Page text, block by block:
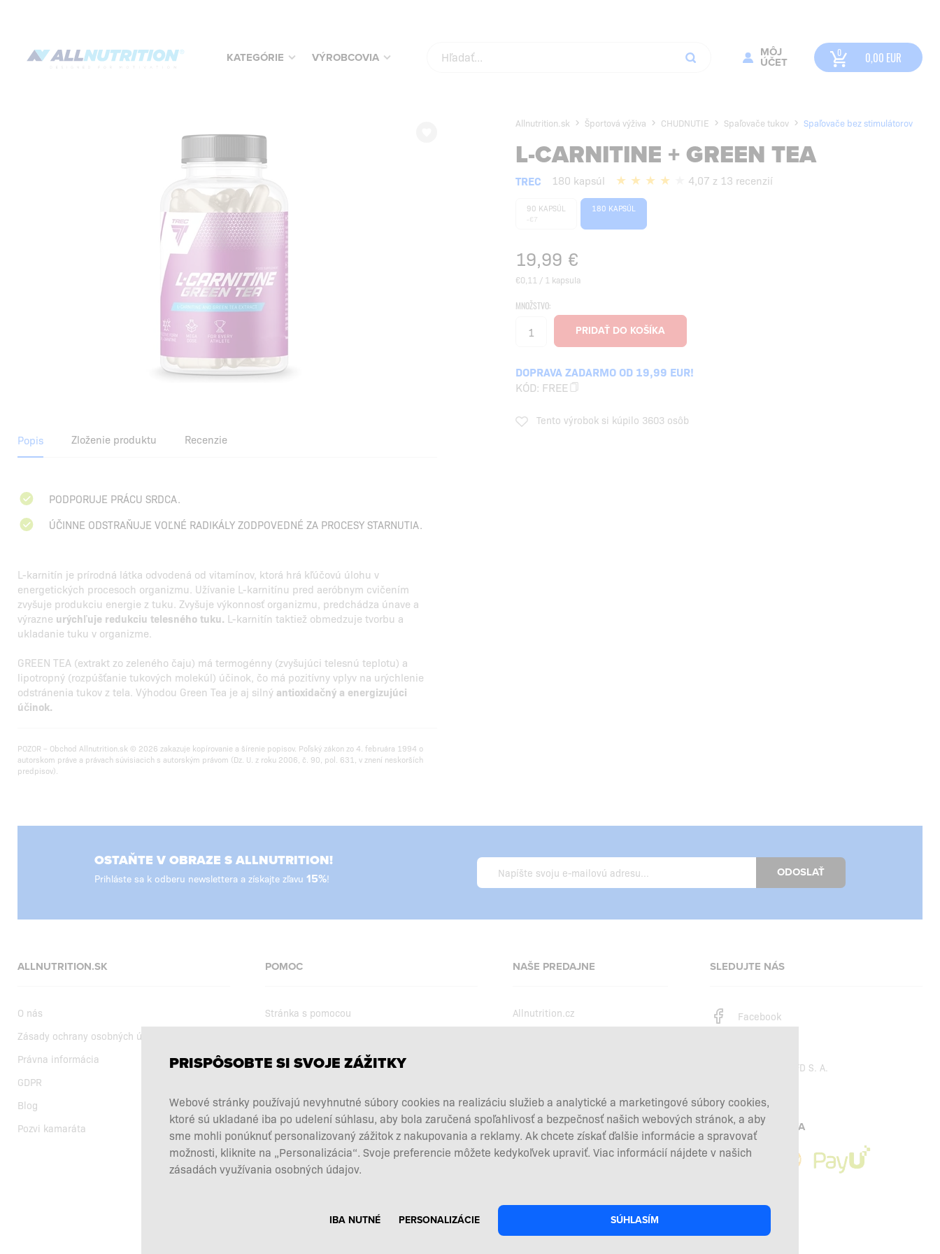
KATEGÓRIE VÝROBCOVIA
MÔJ
ÚČET
0,00 EUR
Allnutrition.sk Športová výživa CHUDNUTIE Spaľovače tukov Spaľovače bez stimulátorov
L-CARNITINE + GREEN TEA
TREC 180 kapsúl 4,07 z 13 recenzií
90 KAPSÚL
-€7
180 KAPSÚL
19,99 €
€0,11 / 1 kapsula
MNOŽSTVO:
DOPRAVA ZADARMO OD 19,99 EUR!
KÓD: FREE
Tento výrobok si kúpilo 3603 osôb
Popis Zloženie produktu Recenzie
PODPORUJE PRÁCU SRDCA.
ÚČINNE ODSTRAŇUJE VOĽNÉ RADIKÁLY ZODPOVEDNÉ ZA PROCESY STARNUTIA.
L-karnitín je prírodná látka odvodená od vitamínov, ktorá hrá kľúčovú úlohu v
energetických procesoch organizmu. Užívanie L-karnitínu pred aeróbnym cvičením
zvyšuje produkciu energie z tuku. Zvyšuje výkonnosť organizmu, predchádza únave a
výrazne urýchľuje redukciu telesného tuku. L-karnitín taktiež obmedzuje tvorbu a
ukladanie tuku v organizme.
GREEN TEA (extrakt zo zeleného čaju) má termogénny (zvyšujúci telesnú teplotu) a
lipotropný (rozpúšťanie tukových molekúl) účinok, čo má pozitívny vplyv na urýchlenie
odstránenia tukov z tela. Výhodou Green Tea je aj silný antioxidačný a energizujúci
účinok.
POZOR – Obchod Allnutrition.sk © 2026 zakazuje kopírovanie a šírenie popisov. Poľský zákon zo 4. februára 1994 o
autorskom práve a právach súvisiacich s autorským právom (Dz. U. z roku 2006, č. 90, pol. 631, v znení neskorších
predpisov).
OSTAŇTE V OBRAZE S ALLNUTRITION!
Prihláste sa k odberu newslettera a získajte zľavu 15%! ODOSLAŤ
ALLNUTRITION.SK
O nás
Zásady ochrany osobných údajov
Právna informácia
GDPR
Blog
Pozvi kamaráta
POMOC
Stránka s pomocou
Nákupné podmienky
Výber výživových doplnkov
Reklamácie a vrátenie tovaru
Odstúpiť od zmluvy tu
Kontakty
NAŠE PREDAJNE
Allnutrition.cz
Allnutrition.co.uk
Allnutrition.de
SLEDUJTE NÁS
Facebook
SFD S. A.
PLATBY SPRACÚVA
PRISPÔSOBTE SI SVOJE ZÁŽITKY
Webové stránky používajú nevyhnutné súbory cookies na realizáciu služieb a analytické a marketingové súbory cookies,
ktoré sú ukladané iba po udelení súhlasu, aby bola zaručená spoľahlivosť a bezpečnosť našich webových stránok, a aby
sme mohli ponúknuť personalizovaný zážitok z nakupovania a reklamy. Ak chcete získať ďalšie informácie a spravovať
možnosti, kliknite na „Personalizácia“. Svoje preferencie môžete kedykoľvek upraviť. Viac informácií nájdete v našich
zásadách využívania osobných údajov.
IBA NUTNÉ PERSONALIZÁCIE SÚHLASÍM